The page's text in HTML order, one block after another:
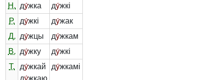
Н. ду́жка ду́жкі
Р.
ду́жкі ду́жак
Д. ду́жцы ду́жкам
В. ду́жку ду́жкі
Т.
ду́жкай
ду́жкаю
ду́жкамі